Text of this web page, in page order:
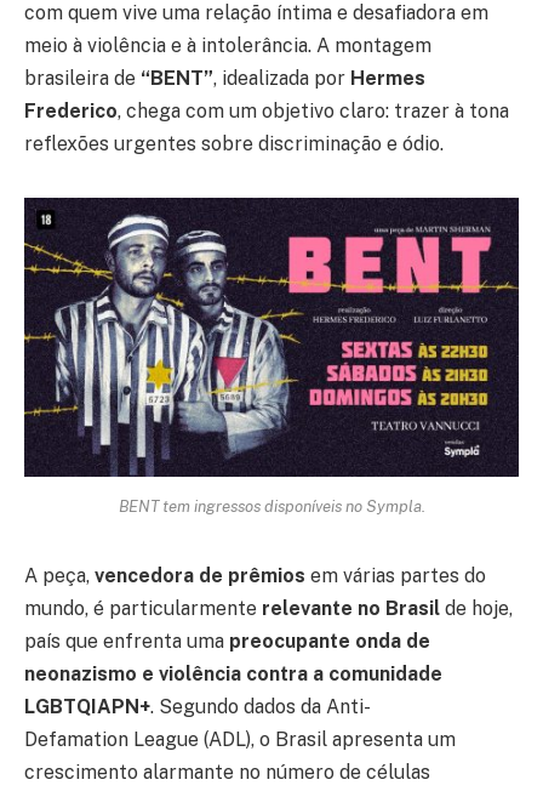
com quem vive uma relação íntima e desafiadora em
meio à violência e à intolerância. A montagem
brasileira de “BENT”, idealizada por Hermes
Frederico, chega com um objetivo claro: trazer à tona
reflexões urgentes sobre discriminação e ódio.
BENT tem ingressos disponíveis no Sympla.
A peça, vencedora de prêmios em várias partes do
mundo, é particularmente relevante no Brasil de hoje,
país que enfrenta uma preocupante onda de
neonazismo e violência contra a comunidade
LGBTQIAPN+. Segundo dados da Anti-
Defamation League (ADL), o Brasil apresenta um
crescimento alarmante no número de células